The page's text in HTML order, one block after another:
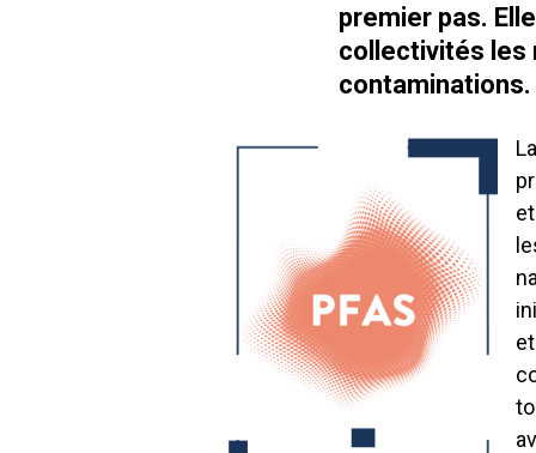
premier pas.
collectivités les
contaminations.